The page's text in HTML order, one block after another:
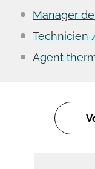
Manager
Technicien
Agent